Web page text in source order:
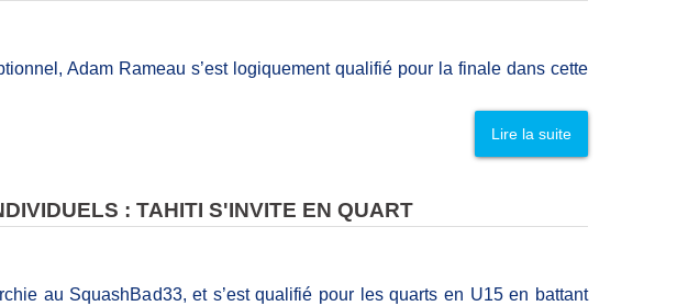
Adam Rameau s’est logiquement qualifié pour la finale dans cette
Lire la suite
: TAHITI S'INVITE EN QUART
au SquashBad33, et s’est qualifié pour les quarts en U15 en battant